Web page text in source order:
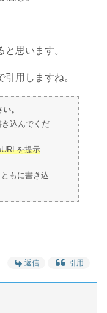
思います。
用しますね。
。
き込んでくだ
を提示
ともに書き込
返信 引用